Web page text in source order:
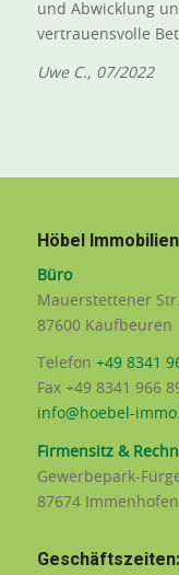
und Abwicklung
vertrauensvolle
Uwe C., 07/2022
Höbel
Büro
Mauerstettener
87600 Kaufbeuren
Telefon +49 8341
Fax +49 8341 966
info@hoebel-
Firmensitz &
Gewerbepark-
87674 Immenhofen
Geschäftszeiten: